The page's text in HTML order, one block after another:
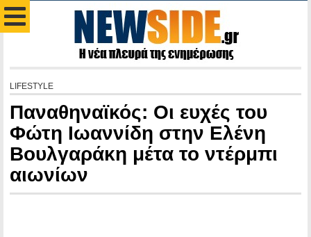
LIFESTYLE
Παναθηναϊκός: Οι ευχές του
Φώτη Ιωαννίδη στην Ελένη
Βουλγαράκη μέτα το ντέρμπι
αιωνίων